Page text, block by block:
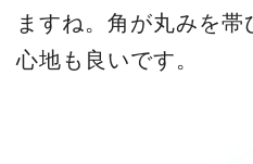
ますね。角が丸みを帯
心地も良いです。